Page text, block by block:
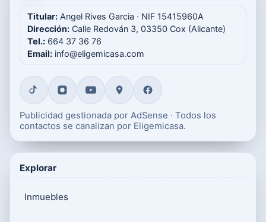
Titular: Angel Rives Garcia · NIF 15415960A
Dirección: Calle Redován 3, 03350 Cox (Alicante)
Tel.: 664 37 36 76
Email: info@eligemicasa.com
Publicidad gestionada por AdSense · Todos los
contactos se canalizan por Eligemicasa.
Explorar
Inmuebles